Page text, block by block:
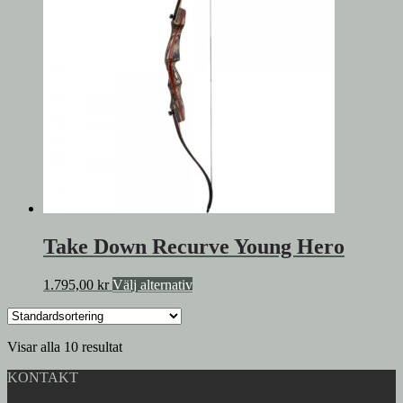
alternativen
Take Down Recurve Young Hero
1.795,00 kr Välj alternativDen
Visar alla 10 resultat
KONTAKT